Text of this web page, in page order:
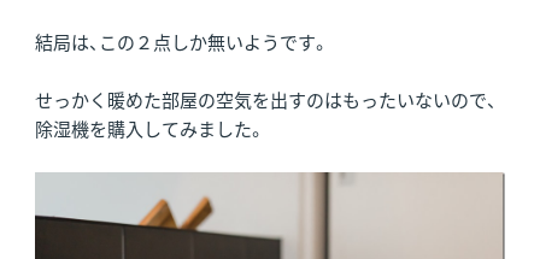
結局は、この２点しか無いようです。
せっかく暖めた部屋の空気を出すのはもったいないので、
除湿機を購入してみました。